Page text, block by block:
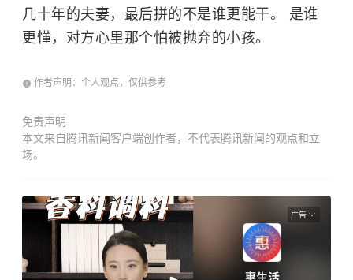
几十年的夫妻，最后拼的不是谁更能干。 是谁
更懂，对方心里那个怕被抛弃的小孩。
作者声明：个人观点，仅供参考
免责声明
本文来自腾讯新闻客户端创作者，不代表腾讯新闻的观点和立
场。
广告